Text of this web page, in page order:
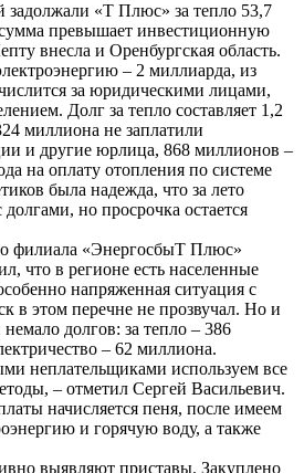
задолжали «Т Плюс» за тепло 53,7
превышает инвестиционную
внесла и Оренбургская область.
– 2 миллиарда, из
за юридическими лицами,
Долг за тепло составляет 1,2
миллиона не заплатили
и другие юрлица, 868 миллионов –
на оплату отопления по системе
была надежда, что за лето
но просрочка остается
филиала «ЭнергосбыТ Плюс»
что в регионе есть населенные
напряженная ситуация с
в этом перечне не прозвучал. Но и
долгов: за тепло – 386
– 62 миллиона.
неплательщиками используем все
– отметил Сергей Васильевич.
начисляется пеня, после имеем
и горячую воду, а также
выявляют приставы. Закуплено